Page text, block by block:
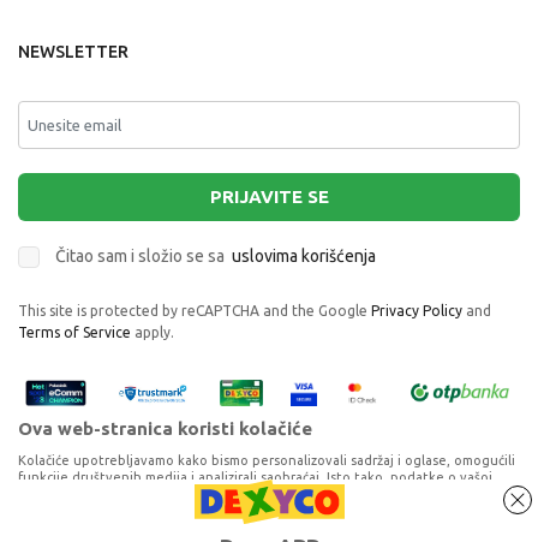
NEWSLETTER
PRIJAVITE SE
Čitao sam i složio se sa uslovima korišćenja
This site is protected by reCAPTCHA and the Google Privacy Policy and
Terms of Service apply.
Ova web-stranica koristi kolačiće
Kolačiće upotrebljavamo kako bismo personalizovali sadržaj i oglase, omogućili
funkcije društvenih medija i analizirali saobraćaj. Isto tako, podatke o vašoj
upotrebi naše web-lokacije delimo s partnerima za društvene medije,
oglašavanje i analizu, a oni ih mogu kombinovati s drugim podacima koje ste im
pružili ili koje su prikupili dok ste upotrebljavali njihove usluge. Nastavkom